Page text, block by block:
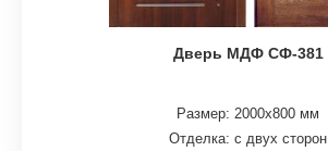
Дверь МДФ СФ-381
Размер: 2000х800 мм
Отделка: с двух сторон